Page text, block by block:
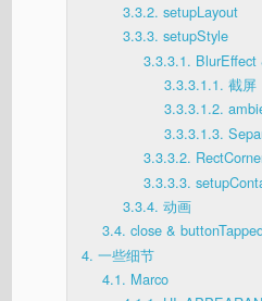
3.3.2. setupLayout
3.3.3. setupStyle
3.3.3.1. BlurEffect
3.3.3.1.1. 截屏
3.3.3.1.2.
3.3.3.1.3.
3.3.3.2.
3.3.3.3.
3.3.4. 动画
3.4. close &
4. 一些细节
4.1. Marco